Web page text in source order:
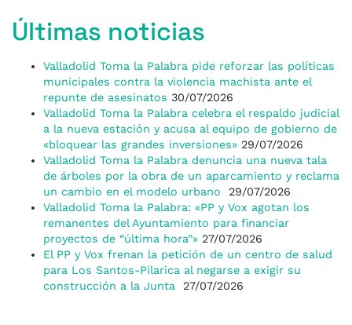
Últimas noticias
Valladolid Toma la Palabra pide reforzar las políticas
municipales contra la violencia machista ante el
repunte de asesinatos 30/07/2026
Valladolid Toma la Palabra celebra el respaldo judicial
a la nueva estación y acusa al equipo de gobierno de
«bloquear las grandes inversiones» 29/07/2026
Valladolid Toma la Palabra denuncia una nueva tala
de árboles por la obra de un aparcamiento y reclama
un cambio en el modelo urbano
29/07/2026
Valladolid Toma la Palabra: «PP y Vox agotan los
remanentes del Ayuntamiento para financiar
proyectos de “última hora”» 27/07/2026
El PP y Vox frenan la petición de un centro de salud
para Los Santos-Pilarica al negarse a exigir su
construcción a la Junta
27/07/2026